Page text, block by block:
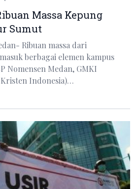
Massa Kepung
Sumut
Ribuan massa dari
berbagai elemen kampus
Nomensen Medan, GMKI
Kristen Indonesia)…